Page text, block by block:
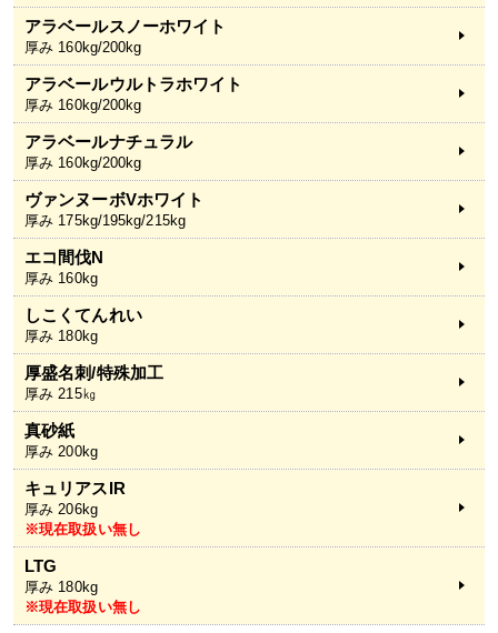
アラベールスノーホワイト
厚み 160kg/200kg
アラベールウルトラホワイト
厚み 160kg/200kg
アラベールナチュラル
厚み 160kg/200kg
ヴァンヌーボVホワイト
厚み 175kg/195kg/215kg
エコ間伐N
厚み 160kg
しこくてんれい
厚み 180kg
厚盛名刺/特殊加工
厚み 215㎏
真砂紙
厚み 200kg
キュリアスIR
厚み 206kg
※現在取扱い無し
LTG
厚み 180kg
※現在取扱い無し